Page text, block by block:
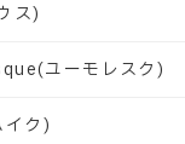
ス)
ユーモレスク)
ク)